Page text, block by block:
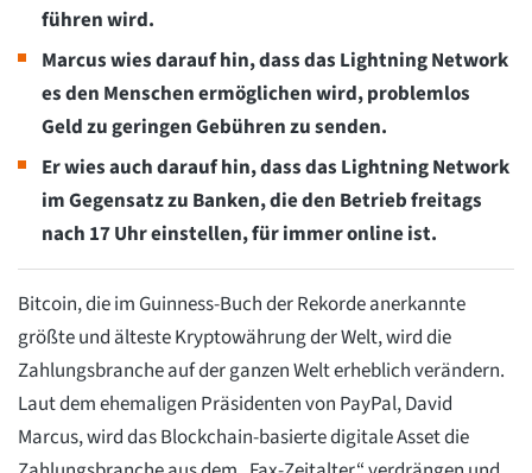
führen wird.
Marcus wies darauf hin, dass das Lightning Network
es den Menschen ermöglichen wird, problemlos
Geld zu geringen Gebühren zu senden.
Er wies auch darauf hin, dass das Lightning Network
im Gegensatz zu Banken, die den Betrieb freitags
nach 17 Uhr einstellen, für immer online ist.
Bitcoin, die im Guinness-Buch der Rekorde anerkannte
größte und älteste Kryptowährung der Welt, wird die
Zahlungsbranche auf der ganzen Welt erheblich verändern.
Laut dem ehemaligen Präsidenten von PayPal, David
Marcus, wird das Blockchain-basierte digitale Asset die